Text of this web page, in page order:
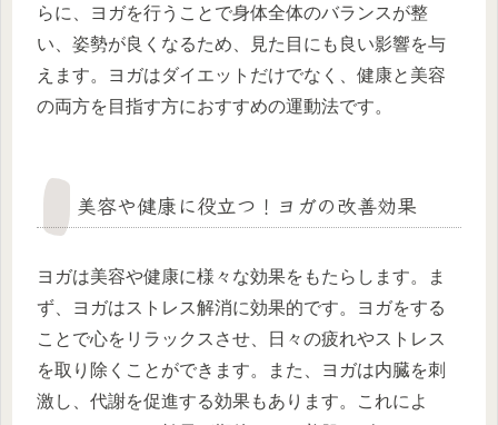
らに、ヨガを行うことで身体全体のバランスが整
い、姿勢が良くなるため、見た目にも良い影響を与
えます。ヨガはダイエットだけでなく、健康と美容
の両方を目指す方におすすめの運動法です。
美容や健康に役立つ！ヨガの改善効果
ヨガは美容や健康に様々な効果をもたらします。ま
ず、ヨガはストレス解消に効果的です。ヨガをする
ことで心をリラックスさせ、日々の疲れやストレス
を取り除くことができます。また、ヨガは内臓を刺
激し、代謝を促進する効果もあります。これによ